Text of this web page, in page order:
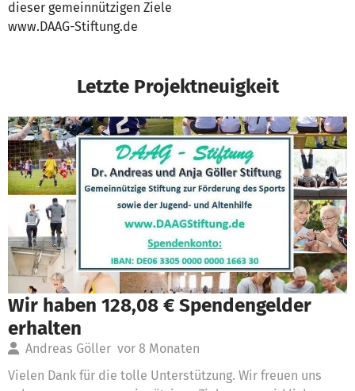
dieser gemeinnützigen Ziele
www.DAAG-Stiftung.de
Letzte Projektneuigkeit
Wir haben 128,08 € Spendengelder
erhalten
Andreas Göller vor 8 Monaten
Vielen Dank für die tolle Unterstützung. Wir freuen uns